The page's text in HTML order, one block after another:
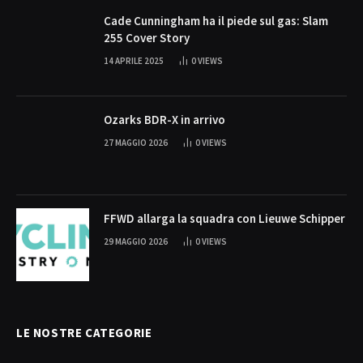
Cade Cunningham ha il piede sul gas: Slam
255 Cover Story
14 APRILE 2025 0VIEWS
Ozarks BDR-X in arrivo
27 MAGGIO 2026 0VIEWS
FFWD allarga la squadra con Lieuwe Schipper
29 MAGGIO 2026 0VIEWS
LE NOSTRE CATEGORIE